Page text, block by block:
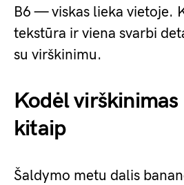
B6 — viskas lieka vietoje.
tekstūra ir viena svarbi
su virškinimu.
Kodėl virškinimas
kitaip
Šaldymo metu dalis